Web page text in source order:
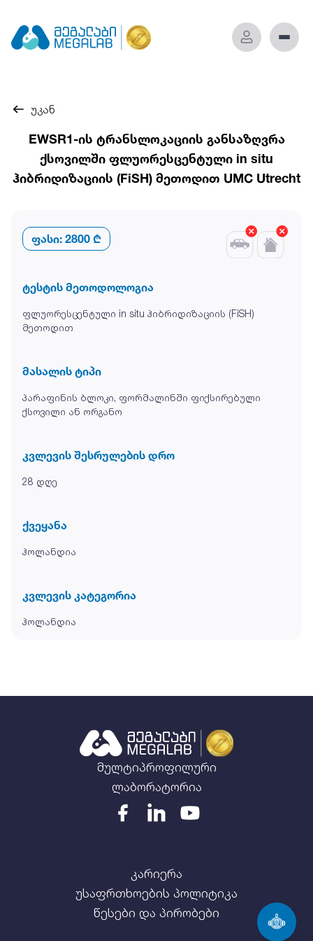
უკან
EWSR1-ის ტრანსლოკაციის განსაზღვრა
ქსოვილში ფლუორესცენტული in situ
ჰიბრიდიზაციის (FiSH) მეთოდით UMC Utrecht
ფასი: 2800 ₾
ტესტის მეთოდოლოგია
ფლუორესცენტული in situ ჰიბრიდიზაციის (FiSH)
მეთოდით
მასალის ტიპი
პარაფინის ბლოკი, ფორმალინში ფიქსირებული
ქსოვილი ან ორგანო
კვლევის შესრულების დრო
28 დღე
ქვეყანა
ჰოლანდია
კვლევის კატეგორია
ჰოლანდია
მულტიპროფილური
ლაბორატორია
კარიერა
უსაფრთხოების პოლიტიკა
წესები და პირობები